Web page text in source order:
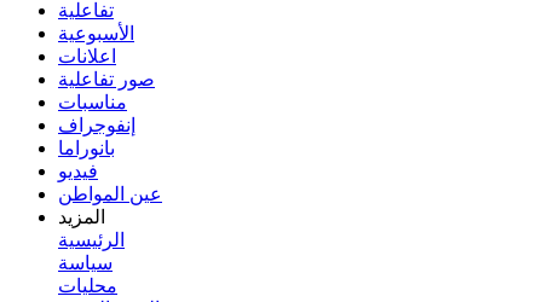
تفاعلية
الأسبوعية
اعلانات
صور تفاعلية
مناسبات
إنفوجراف
بانوراما
فيديو
عين المواطن
المزيد
الرئيسية
سياسة
محليات